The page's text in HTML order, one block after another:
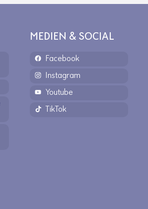
MEDIEN & SOCIAL
Facebook
Instagram
Youtube
TikTok